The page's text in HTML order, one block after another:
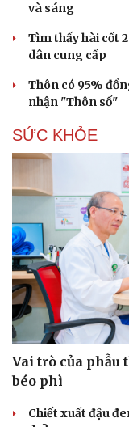
Du lịch
Săn Tour
và sáng
Tìm thấy hài cốt
dân cung cấp
Thôn có 95%
nhận "Thôn số"
SỨC KHỎE
Vai trò của phẫu
béo phì
Chiết xuất đậu